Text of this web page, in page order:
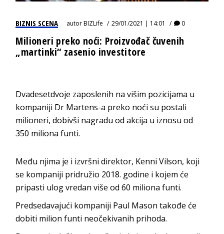
BIZNIS SCENA autorBIZLife 29/01/2021 | 14:01 0
Milioneri preko noći: Proizvođač čuvenih
„martinki“ zasenio investitore
Dvadesetdvoje zaposlenih na višim pozicijama u
kompaniji Dr Martens-a preko noći su postali
milioneri, dobivši nagradu od akcija u iznosu od
350 miliona funti.
Među njima je i izvršni direktor, Kenni Vilson, koji
se kompaniji pridružio 2018. godine i kojem će
pripasti ulog vredan više od 60 miliona funti.
Predsedavajući kompaniji Paul Mason takođe će
dobiti milion funti neočekivanih prihoda.